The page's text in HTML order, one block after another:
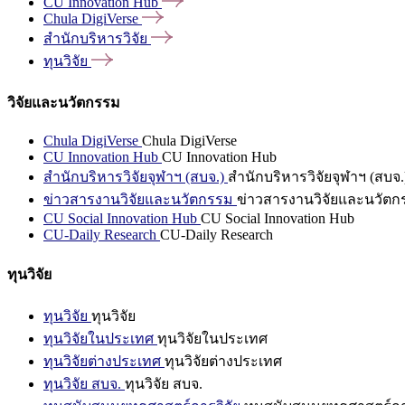
Chula DigiVerse
สำนักบริหารวิจัย
ทุนวิจัย
วิจัยและนวัตกรรม
Chula DigiVerse Chula DigiVerse
CU Innovation Hub CU Innovation Hub
สำนักบริหารวิจัยจุฬาฯ (สบจ.) สำนักบริหารวิจัยจุฬาฯ (สบจ
ข่าวสารงานวิจัยและนวัตกรรม ข่าวสารงานวิจัยและนวัตก
CU Social Innovation Hub CU Social Innovation Hub
CU-Daily Research CU-Daily Research
ทุนวิจัย
ทุนวิจัย ทุนวิจัย
ทุนวิจัยในประเทศ ทุนวิจัยในประเทศ
ทุนวิจัยต่างประเทศ ทุนวิจัยต่างประเทศ
ทุนวิจัย สบจ. ทุนวิจัย สบจ.